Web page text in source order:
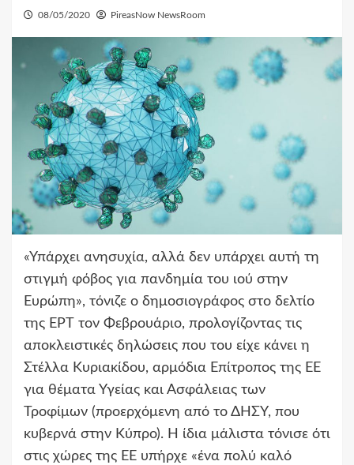
08/05/2020 PireasNow NewsRoom
«Υπάρχει ανησυχία, αλλά δεν υπάρχει αυτή τη
στιγμή φόβος για πανδημία του ιού στην
Ευρώπη», τόνιζε ο δημοσιογράφος στο δελτίο
της ΕΡΤ τον Φεβρουάριο, προλογίζοντας τις
αποκλειστικές δηλώσεις που του είχε κάνει η
Στέλλα Κυριακίδου, αρμόδια Επίτροπος της ΕΕ
για θέματα Υγείας και Ασφάλειας των
Τροφίμων (προερχόμενη από το ΔΗΣΥ, που
κυβερνά στην Κύπρο). Η ίδια μάλιστα τόνισε ότι
στις χώρες της ΕΕ υπήρχε «ένα πολύ καλό